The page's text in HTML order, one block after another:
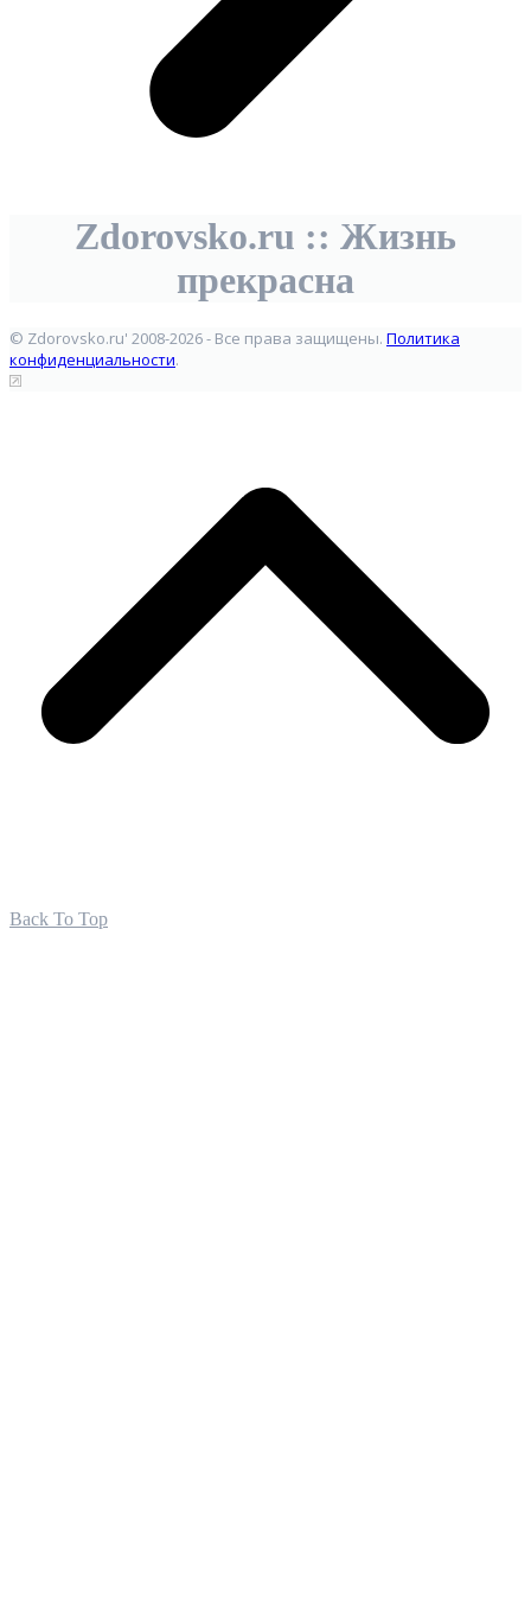
Zdorovsko.ru :: Жизнь
прекрасна
© Zdorovsko.ru' 2008-2026 - Все права защищены. Политика
конфиденциальности.
Back To Top